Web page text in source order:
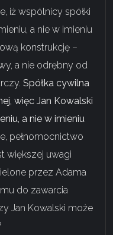
iż wspólnicy spółki
a nie w imieniu
konstrukcję –
a nie odrębny od
Spółka cywilna
więc Jan Kowalski
a nie w imieniu
pełnomocnictwo
większej uwagi
przez Adama
do zawarcia
Jan Kowalski może